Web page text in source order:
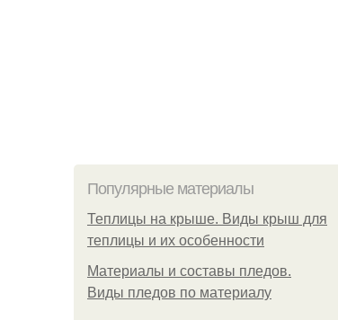
Популярные материалы
Теплицы на крыше. Виды крыш для
теплицы и их особенности
Материалы и составы пледов.
Виды пледов по материалу